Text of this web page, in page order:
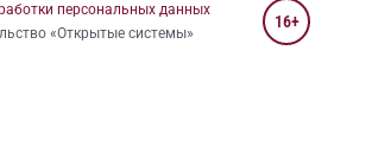
персональных данных
«Открытые системы»
16+